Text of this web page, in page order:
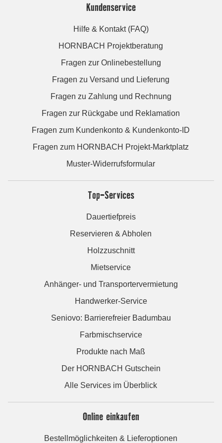
Kundenservice
Hilfe & Kontakt (FAQ)
HORNBACH Projektberatung
Fragen zur Onlinebestellung
Fragen zu Versand und Lieferung
Fragen zu Zahlung und Rechnung
Fragen zur Rückgabe und Reklamation
Fragen zum Kundenkonto & Kundenkonto-ID
Fragen zum HORNBACH Projekt-Marktplatz
Muster-Widerrufsformular
Top-Services
Dauertiefpreis
Reservieren & Abholen
Holzzuschnitt
Mietservice
Anhänger- und Transportervermietung
Handwerker-Service
Seniovo: Barrierefreier Badumbau
Farbmischservice
Produkte nach Maß
Der HORNBACH Gutschein
Alle Services im Überblick
Online einkaufen
Bestellmöglichkeiten & Lieferoptionen